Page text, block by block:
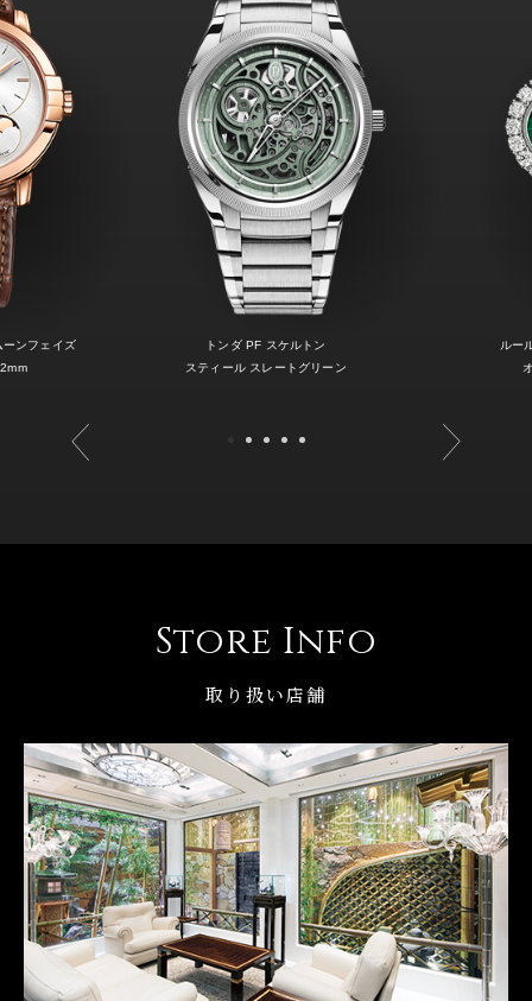
ーンフェイズ
トンダ PF スケルトン
スティール スレートグリーン
ルー
Store Info
取り扱い店舗